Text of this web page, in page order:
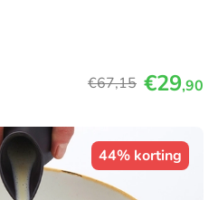
€67,15 €29,90
44% korting